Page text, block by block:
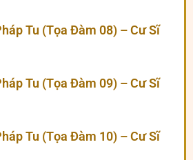
Tu (Tọa Đàm 08) – Cư Sĩ
Tu (Tọa Đàm 09) – Cư Sĩ
Tu (Tọa Đàm 10) – Cư Sĩ